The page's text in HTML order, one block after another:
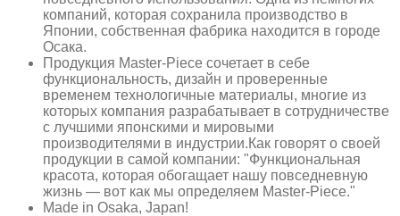
компаний, которая сохранила производство в
Японии, собственная фабрика находится в городе
Осака.
Продукция Master-Piece сочетает в себе
функциональность, дизайн и проверенные
временем технологичные материалы, многие из
которых компания разрабатывает в сотрудничестве
с лучшими японскими и мировыми
производителями в индустрии.Как говорят о своей
продукции в самой компании: "Функциональная
красота, которая обогащает нашу повседневную
жизнь — вот как мы определяем Master-Piece."
Made in Osaka, Japan!